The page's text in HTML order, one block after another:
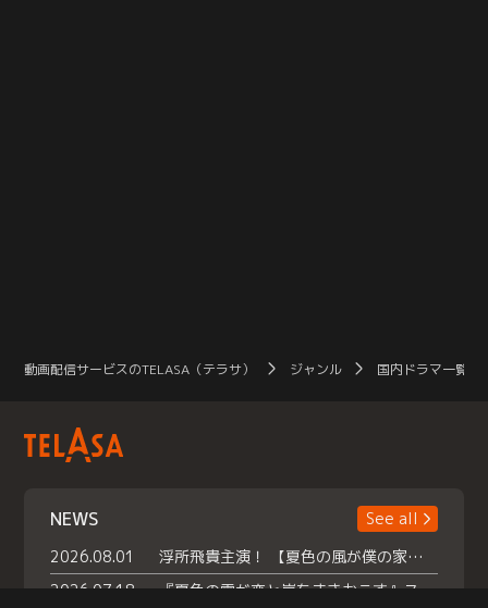
動画配信サービスのTELASA（テラサ） ジャンル 国内ドラマ一覧（
NEWS
See all
2026.08.01
浮所飛貴主演！ 【夏色の風が僕の家にやってきた】 本日よりテラサで独占配信スタート！
2026.07.18
『夏色の雲が恋と嵐をまきおこす』スペシャルメイキング 【Part1】2026年７月18日（土）23時30分～配信スタート！話題のシーンの裏側を大公開！豪華キャスト大集合！ 『武宮家 真夏の家族会議』開催！